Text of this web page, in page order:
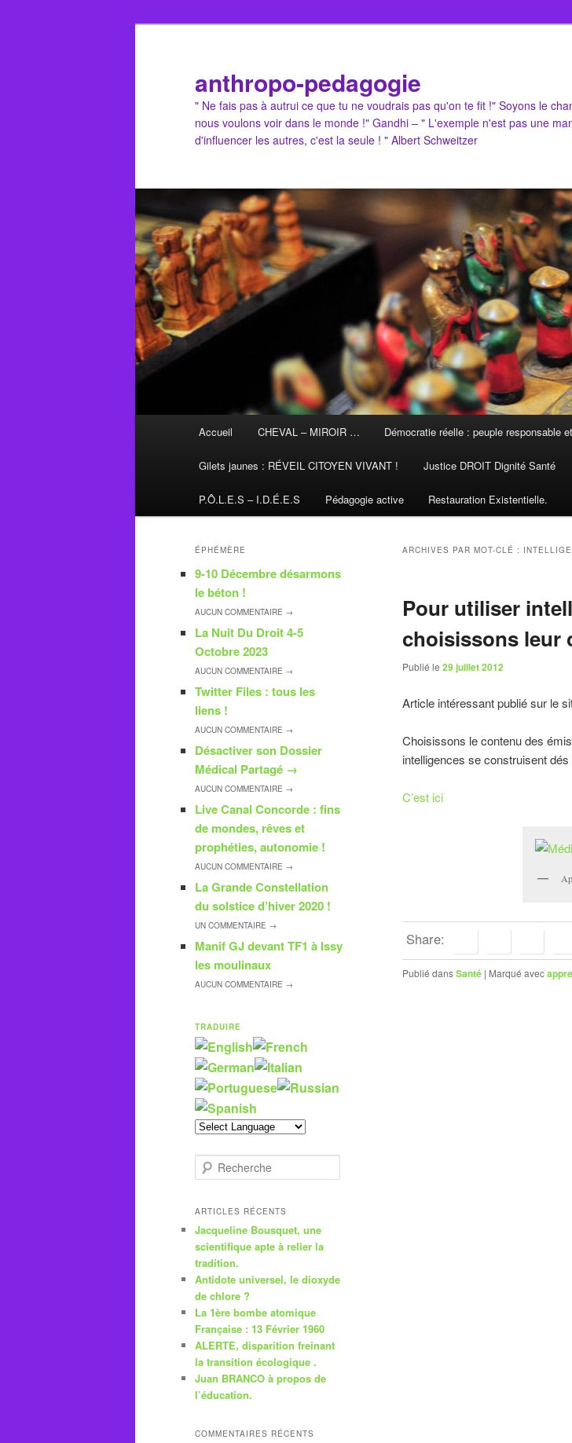
anthropo-pedagogie
" Ne fais pas à autrui ce que tu ne voudrais pas qu'on te fit !" Soyons le
nous voulons voir dans le monde !" Gandhi – " L'exemple n'est pas une
d'influencer les autres, c'est la seule ! " Albert Schweitzer
Accueil CHEVAL – MIROIR … Démocratie réelle : peuple responsable
Gilets jaunes : RÉVEIL CITOYEN VIVANT ! Justice DROIT Dignité Santé
P.Ô.L.E.S – I.D.É.E.S Pédagogie active Restauration Existentielle.
ARCHIVES PAR MOT-CLÉ :
Pour utiliser
choisissons leur
Publié le 29 juillet 2012
Article intéressant publié sur le
Choisissons le contenu des
intelligences se construisent
C’est ici
Share:
Publié dansSanté | Marqué avec
ÉPHÉMÈRE
9-10 Décembre désarmons
le béton !
AUCUN COMMENTAIRE →
La Nuit Du Droit 4-5
Octobre 2023
AUCUN COMMENTAIRE →
Twitter Files : tous les
liens !
AUCUN COMMENTAIRE →
Désactiver son Dossier
Médical Partagé →
AUCUN COMMENTAIRE →
Live Canal Concorde : fins
de mondes, rêves et
prophéties, autonomie !
AUCUN COMMENTAIRE →
La Grande Constellation
du solstice d’hiver 2020 !
UN COMMENTAIRE →
Manif GJ devant TF1 à Issy
les moulinaux
AUCUN COMMENTAIRE →
TRADUIRE
e
h
r
c
h
e
ARTICLES RÉCENTS
Jacqueline Bousquet, une
scientifique apte à relier la
tradition.
Antidote universel, le dioxyde
de chlore ?
La 1ère bombe atomique
Française : 13 Février 1960
ALERTE, disparition freinant
la transition écologique .
Juan BRANCO à propos de
l’éducation.
COMMENTAIRES RÉCENTS